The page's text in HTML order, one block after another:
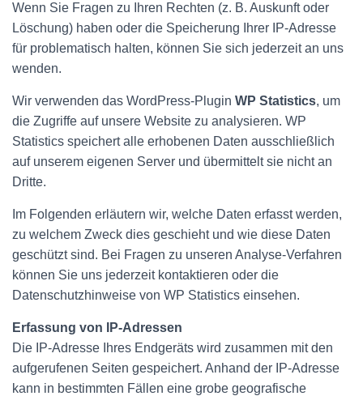
Wenn Sie Fragen zu Ihren Rechten (z. B. Auskunft oder
Löschung) haben oder die Speicherung Ihrer IP-Adresse
für problematisch halten, können Sie sich jederzeit an uns
wenden.
Wir verwenden das WordPress-Plugin WP Statistics, um
die Zugriffe auf unsere Website zu analysieren. WP
Statistics speichert alle erhobenen Daten ausschließlich
auf unserem eigenen Server und übermittelt sie nicht an
Dritte.
Im Folgenden erläutern wir, welche Daten erfasst werden,
zu welchem Zweck dies geschieht und wie diese Daten
geschützt sind. Bei Fragen zu unseren Analyse-Verfahren
können Sie uns jederzeit kontaktieren oder die
Datenschutzhinweise von WP Statistics einsehen.
Erfassung von IP-Adressen
Die IP-Adresse Ihres Endgeräts wird zusammen mit den
aufgerufenen Seiten gespeichert. Anhand der IP-Adresse
kann in bestimmten Fällen eine grobe geografische